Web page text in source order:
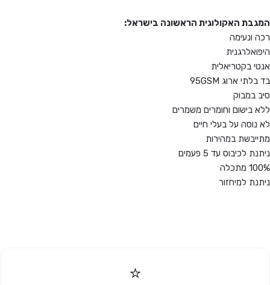
המגבת האקולוגית הראשונה בישראל:
רכה ונעימה
היפואלרגנית
אנטי בקטריאלית
בד בלתי ארוג 95GSM
סיב במבוק
ללא בישום וחומרים משמרים
לא נוסה על בעלי חיים
מתייבשת במהירות
ניתנת לכיבוס עד 5 פעמים
100% מתכלה
ניתנת למיחזור
⭐